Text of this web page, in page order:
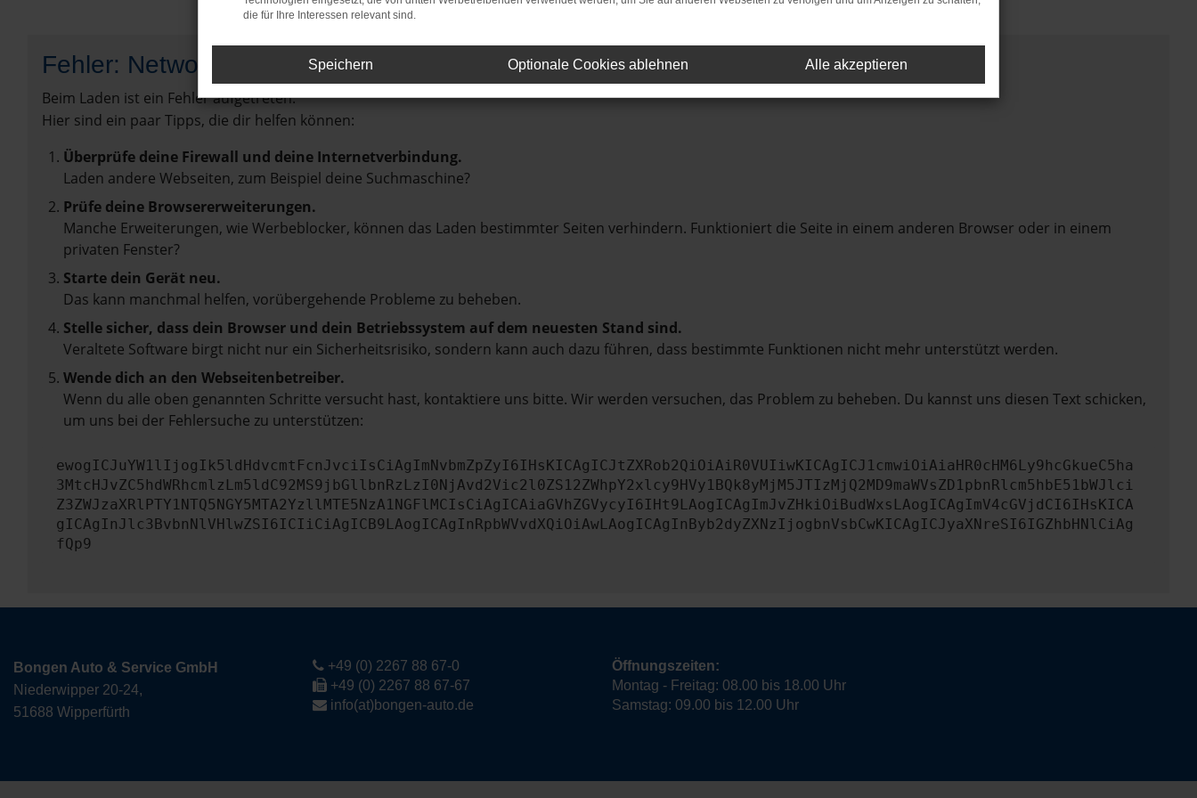
Fehler: Network Error
Beim Laden ist ein Fehler aufgetreten.
Hier sind ein paar Tipps, die dir helfen können:
Überprüfe deine Firewall und deine Internetverbindung.
Laden andere Webseiten, zum Beispiel deine Suchmaschine?
Prüfe deine Browsererweiterungen.
Manche Erweiterungen, wie Werbeblocker, können das Laden bestimmter Seiten verhindern. Funktioniert die Seite in einem anderen Browser oder in einem
privaten Fenster?
Starte dein Gerät neu.
Das kann manchmal helfen, vorübergehende Probleme zu beheben.
Stelle sicher, dass dein Browser und dein Betriebssystem auf dem neuesten Stand sind.
Veraltete Software birgt nicht nur ein Sicherheitsrisiko, sondern kann auch dazu führen, dass bestimmte Funktionen nicht mehr unterstützt werden.
Wende dich an den Webseitenbetreiber.
Wenn du alle oben genannten Schritte versucht hast, kontaktiere uns bitte. Wir werden versuchen, das Problem zu beheben. Du kannst uns diesen Text schicken,
um uns bei der Fehlersuche zu unterstützen:
ewogICJuYW1lIjogIk5ldHdvcmtFcnJvciIsCiAgImNvbmZpZyI6IHsKICAgICJtZXRob2QiOiAiR0VUIiwKICAgICJ1cmwiOiAiaHR0cHM6Ly9hcGkueC5ha
3MtcHJvZC5hdWRhcmlzLm5ldC92MS9jbGllbnRzLzI0NjAvd2Vic2l0ZS12ZWhpY2xlcy9HVy1BQk8yMjM5JTIzMjQ2MD9maWVsZD1pbnRlcm5hbE51bWJlci
Z3ZWJzaXRlPTY1NTQ5NGY5MTA2YzllMTE5NzA1NGFlMCIsCiAgICAiaGVhZGVycyI6IHt9LAogICAgImJvZHkiOiBudWxsLAogICAgImV4cGVjdCI6IHsKICA
gICAgInJlc3BvbnNlVHlwZSI6ICIiCiAgICB9LAogICAgInRpbWVvdXQiOiAwLAogICAgInByb2dyZXNzIjogbnVsbCwKICAgICJyaXNreSI6IGZhbHNlCiAg
fQp9
Bongen Auto & Service GmbH
Niederwipper 20-24,
51688 Wipperfürth
+49 (0) 2267 88 67-0
+49 (0) 2267 88 67-67
info(at)bongen-auto.de
Öffnungszeiten:
Montag - Freitag: 08.00 bis 18.00 Uhr
Samstag: 09.00 bis 12.00 Uhr
die für Ihre Interessen relevant sind.
Speichern Optionale Cookies ablehnen Alle akzeptieren